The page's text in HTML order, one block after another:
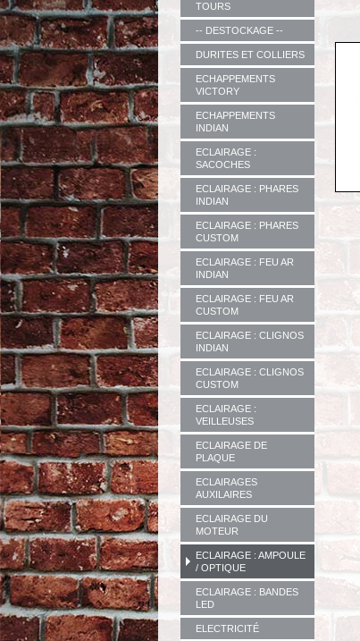
TOURS
-- DESTOCKAGE --
DURITES ET COLLIERS
ECHAPPEMENTS
VICTORY
ECHAPPEMENTS
INDIAN
ECLAIRAGE :
SACOCHES
ECLAIRAGE : PHARES
INDIAN
ECLAIRAGE : PHARES
CUSTOM
ECLAIRAGE : FEU AR
INDIAN
ECLAIRAGE : FEU AR
CUSTOM
ECLAIRAGE : CLIGNOS
INDIAN
ECLAIRAGE : CLIGNOS
CUSTOM
ECLAIRAGE :
VEILLEUSES
ECLAIRAGE DE
PLAQUE
ECLAIRAGES
AUXILAIRES
ECLAIRAGE DU
MOTEUR
ECLAIRAGE : AMPOULE
/ OPTIQUE
ECLAIRAGE : BANDES
LED
ELECTRICITÉ